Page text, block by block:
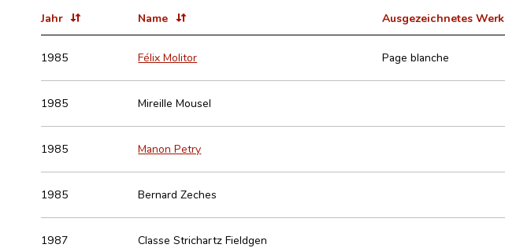
Jahr Name Ausgezeichnetes Werk
1985 Félix Molitor Page blanche
1985 Mireille Mousel
1985 Manon Petry
1985 Bernard Zeches
1987 Classe Strichartz Fieldgen